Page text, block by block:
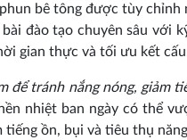
bê tông được tùy chỉnh
bài đào tạo chuyên sâu với
gian thực và tối ưu kết
để tránh nắng nóng, giảm
nhiệt ban ngày có thể
tiếng ồn, bụi và tiêu thụ